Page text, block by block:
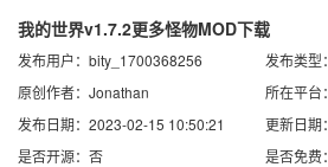
我的世界v1.7.2更多怪物MOD下载
发布用户：bity_1700368256
发布类型
原创作者：Jonathan
所在平台
发布日期：2023-02-15 10:50:21
更新日期
是否开源：否
是否免费